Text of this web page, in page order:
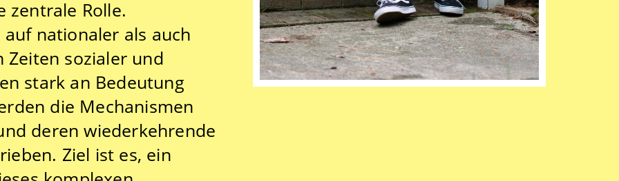
zentrale Rolle.
nationaler als auch
Zeiten sozialer und
stark an Bedeutung
die Mechanismen
deren wiederkehrende
Ziel ist es, ein